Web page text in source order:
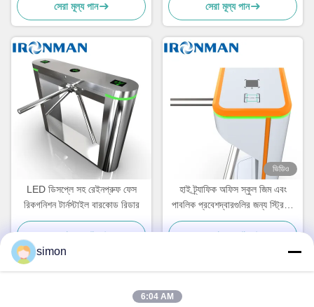
সেরা মূল্য পান
সেরা মূল্য পান
LED ডিসপ্লে সহ রেইনপ্রুফ ফেস
রিকগনিশন টার্নস্টাইল বারকোড রিডার
সেরা মূল্য পান
ভিডিও
হাই ট্র্যাফিক অফিস স্কুল জিম এবং
পাবলিক প্রবেশদ্বারগুলির জন্য স্ট্রিপড
টার্নস্টাইল দ্রুত-প্যাসেজ অ্যান্টি-
টেলগেটিং 3-আর্ম অ্যাক্সেস কন্ট্রোল গেট
সেরা মূল্য পান
simon
6:04 AM